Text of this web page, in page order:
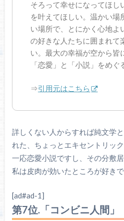
そろって幸せになってほし
を叶えてほしい。温かい場
い場所で、とにかく心地よ
の好きな人たちに囲まれて
い。最大の幸福が空から皆
「恋愛」と「小説」をめぐ
⇒引用元はこちら
詳しくない人からすれば純文学
れた、ちょっとエキセントリック
一応恋愛小説ですし、その分敷居
私は皮肉が効いたところが好きで
[ad#ad-1]
第7位.「コンビニ人間」